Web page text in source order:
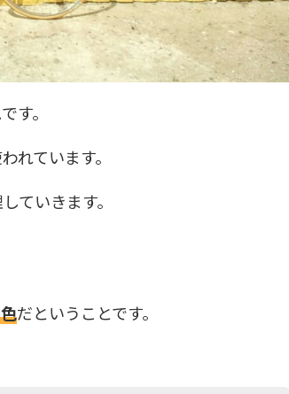
す。
れています。
ていきます。
だということです。